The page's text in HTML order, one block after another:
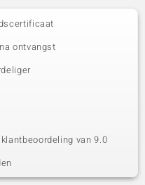
ontvangst
van 9.0